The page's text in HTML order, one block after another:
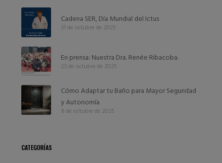
Cadena SER, Día Mundial del Ictus
31 de octubre de 2025
En prensa: Nuestra Dra. Renée Ribacoba.
23 de octubre de 2025
Cómo Adaptar tu Baño para Mayor Seguridad
y Autonomía
8 de octubre de 2025
CATEGORÍAS